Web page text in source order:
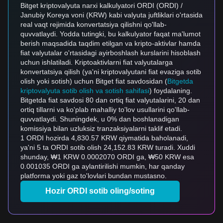
Bitget kriptovalyuta narxi kalkulyatori ORDI (ORDI) /
Janubiy Koreya voni (KRW) kabi valyuta juftliklari o'rtasida
real vaqt rejimida konvertatsiya qilishni qo'llab-
quvvatlaydi. Yodda tutingki, bu kalkulyator faqat ma'lumot
berish maqsadida taqdim etilgan va kripto-aktivlar hamda
fiat valyutalar o'rtasidagi ayirboshlash kurslarini hisoblash
uchun ishlatiladi. Kriptoaktivlarni fiat valyutalarga
konvertatsiya qilish (ya'ni kriptovalyutani fiat evaziga sotib
olish yoki sotish) uchun Bitget fiat savdosidan (Bitgetda
kriptovalyuta sotib olish va sotish sahifasi) foydalaning.
Bitgetda fiat savdosi 80 dan ortiq fiat valyutalarini, 20 dan
ortiq tillarni va ko'plab mahalliy to'lov usullarini qo'llab-
quvvatlaydi. Shuningdek, u 0% dan boshlanadigan
komissiya bilan uzluksiz tranzaksiyalarni taklif etadi.
1 ORDI hozirda 4,830.57 KRW qiymatida baholanadi,
ya'ni 5 ta ORDI sotib olish 24,152.83 KRW turadi. Xuddi
shunday, ₩1 KRW 0.0002070 ORDI ga, ₩50 KRW esa
0.001035 ORDI ga aylantirilishi mumkin, har qanday
platforma yoki gaz to'lovlari bundan mustasno.
Hozir ORDI sotib oling/soting